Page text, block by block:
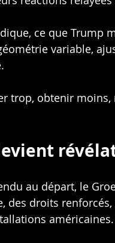
ce que Trump
variable,
trop, obtenir
au départ, le
des droits
américaines.